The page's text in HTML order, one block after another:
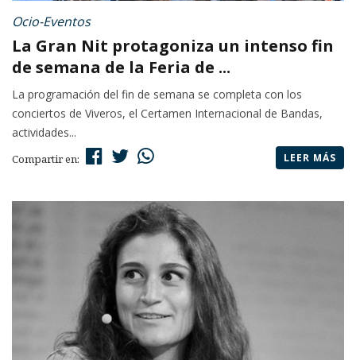
Ocio-Eventos
La Gran Nit protagoniza un intenso fin
de semana de la Feria de ...
La programación del fin de semana se completa con los
conciertos de Viveros, el Certamen Internacional de Bandas,
actividades...
Compartir en: LEER MÁS